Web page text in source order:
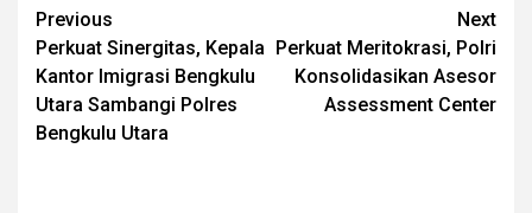
Post
navigation
Previous
​Perkuat Sinergitas, Kepala
Kantor Imigrasi Bengkulu
Utara Sambangi Polres
Bengkulu Utara
Next
Perkuat Meritokrasi, Polri
Konsolidasikan Asesor
Assessment Center